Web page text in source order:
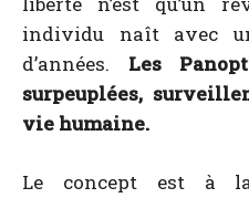
individu naît avec
d’années. Les
surpeuplées,
vie humaine.
Le concept est à